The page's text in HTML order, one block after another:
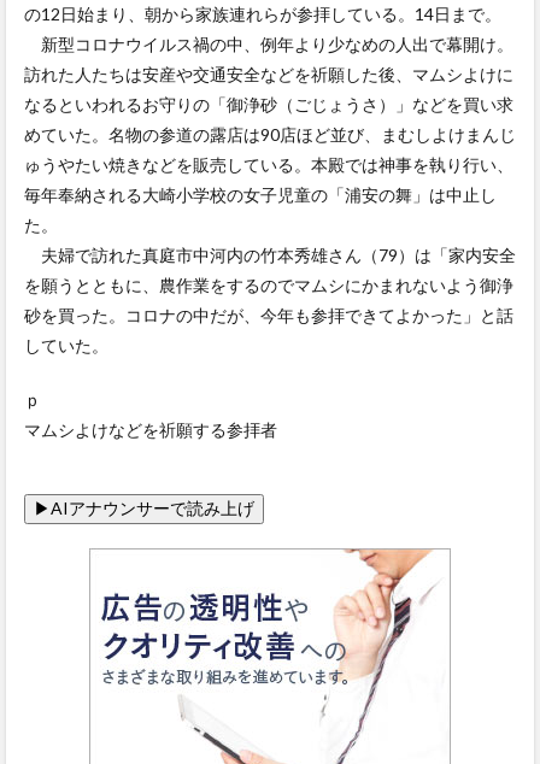
の12日始まり、朝から家族連れらが参拝している。14日まで。
新型コロナウイルス禍の中、例年より少なめの人出で幕開け。
訪れた人たちは安産や交通安全などを祈願した後、マムシよけに
なるといわれるお守りの「御浄砂（ごじょうさ）」などを買い求
めていた。名物の参道の露店は90店ほど並び、まむしよけまんじ
ゅうやたい焼きなどを販売している。本殿では神事を執り行い、
毎年奉納される大崎小学校の女子児童の「浦安の舞」は中止し
た。
夫婦で訪れた真庭市中河内の竹本秀雄さん（79）は「家内安全
を願うとともに、農作業をするのでマムシにかまれないよう御浄
砂を買った。コロナの中だが、今年も参拝できてよかった」と話
していた。
ｐ
マムシよけなどを祈願する参拝者